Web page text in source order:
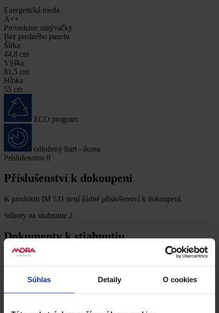
Súhlas Detaily O cookies
Energetická trieda
A++
Prevedenie umývačky
Bez predného panelu
Šírka
44,8 cm
Výška
81,5 cm
Hĺbka
55 cm
ECO program
odložený štart - ikona
Príslušenstvo 0
Příslušenství k dokoupení
K produktu IM 531 není žádné příslušenství k dokoupení.
Súbory na stiahnutie 2
Dokumenty k stiahnutiu
Produktový list
PDF, 0 KB